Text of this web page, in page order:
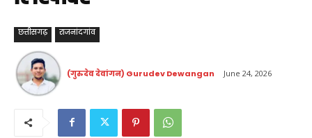
छत्तीसगढ़ राजनांदगांव
(गुरुदेव देवांगन) Gurudev Dewangan June 24, 2026